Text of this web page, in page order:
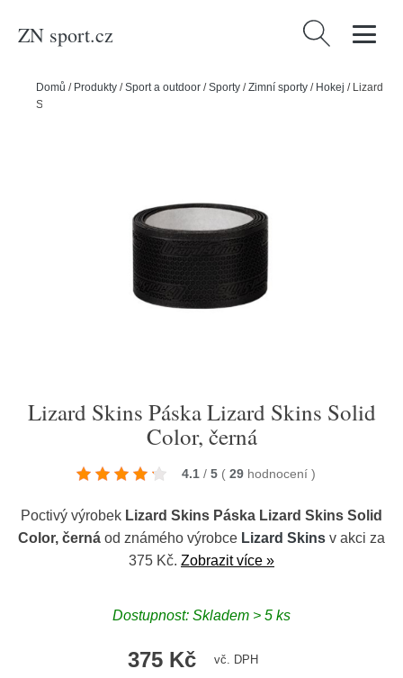
ZN sport.cz Vyhledávání
Domů / Produkty /Sport a outdoor /Sporty /Zimní sporty / Hokej / Lizard
Skins Páska Lizard Skins Solid Color, černá
Lizard Skins Páska Lizard Skins Solid
Color, černá
4.1 / 5 ( 29 hodnocení )
Poctivý výrobek Lizard Skins Páska Lizard Skins Solid
Color, černá od známého výrobce Lizard Skins v akci za
375 Kč. Zobrazit více »
Dostupnost: Skladem > 5 ks
375 Kč vč. DPH